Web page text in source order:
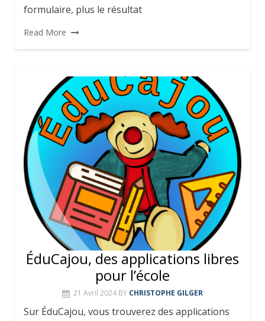
formulaire, plus le résultat
Read More
ÉduCajou, des applications libres
pour l’école
21 Avril 2024 BY CHRISTOPHE GILGER
Sur ÉduCajou, vous trouverez des applications